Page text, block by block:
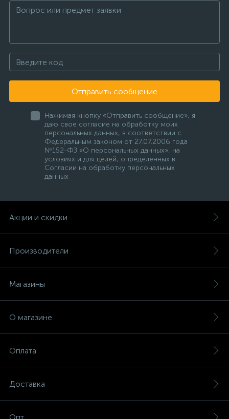
Отправить сообщение
Нажимая кнопку «Отправить сообщение», я
даю свое согласие на обработку моих
персональных данных, в соответствии с
Федеральным законом от 27.07.2006 года
№152-ФЗ «О персональных данных», на
условиях и для целей, определенных в
Согласии на обработку персональных
данных
Акции и скидки
Производители
Магазины
О магазине
Оплата
Доставка